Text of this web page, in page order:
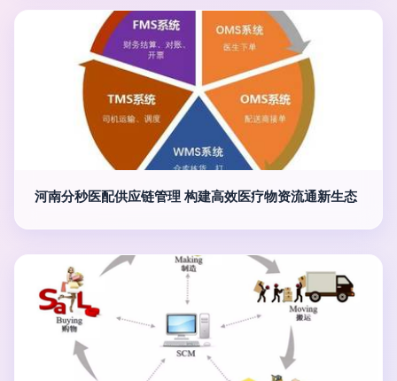
河南分秒医配供应链管理 构建高效医疗物资流通新生态